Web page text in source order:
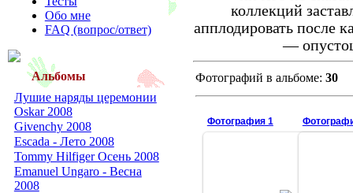
Обо мне
FAQ (вопрос/ответ)
Альбомы
Лушие наряды церемонии
Oskar 2008
Givenchy 2008
Escada - Лето 2008
Tommy Hilfiger Осень 2008
Emanuel Ungaro - Весна
2008
коллекций
апплодировать после
—
Фотографий в альбоме: 30
Фотография 1